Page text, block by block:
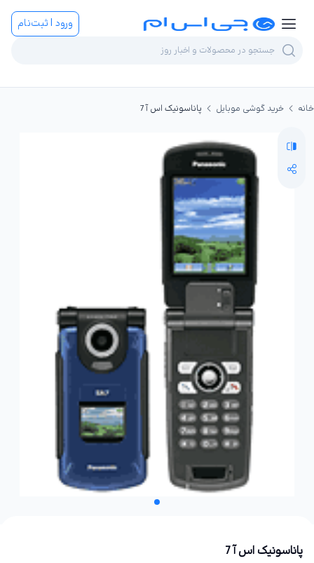
ورود | ثبت‌نام
خانه خرید گوشی موبایل پاناسونیک اس آ 7
پاناسونیک اس آ 7